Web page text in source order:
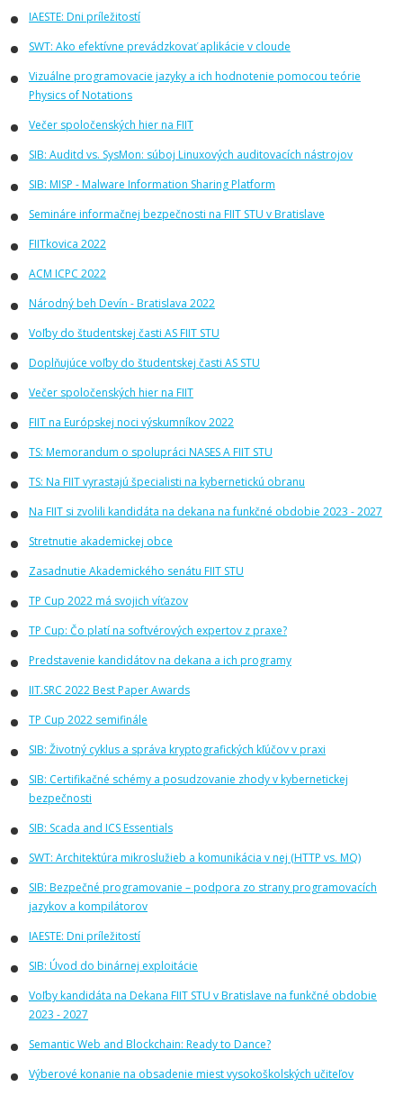
IAESTE: Dni príležitostí
SWT: Ako efektívne prevádzkovať aplikácie v cloude
Vizuálne programovacie jazyky a ich hodnotenie pomocou teórie
Physics of Notations
Večer spoločenských hier na FIIT
SIB: Auditd vs. SysMon: súboj Linuxových auditovacích nástrojov
SIB: MISP - Malware Information Sharing Platform
Semináre informačnej bezpečnosti na FIIT STU v Bratislave
FIITkovica 2022
ACM ICPC 2022
Národný beh Devín - Bratislava 2022
Voľby do študentskej časti AS FIIT STU
Doplňujúce voľby do študentskej časti AS STU
Večer spoločenských hier na FIIT
FIIT na Európskej noci výskumníkov 2022
TS: Memorandum o spolupráci NASES A FIIT STU
TS: Na FIIT vyrastajú špecialisti na kybernetickú obranu
Na FIIT si zvolili kandidáta na dekana na funkčné obdobie 2023 - 2027
Stretnutie akademickej obce
Zasadnutie Akademického senátu FIIT STU
TP Cup 2022 má svojich víťazov
TP Cup: Čo platí na softvérových expertov z praxe?
Predstavenie kandidátov na dekana a ich programy
IIT.SRC 2022 Best Paper Awards
TP Cup 2022 semifinále
SIB: Životný cyklus a správa kryptografických kľúčov v praxi
SIB: Certifikačné schémy a posudzovanie zhody v kybernetickej
bezpečnosti
SIB: Scada and ICS Essentials
SWT: Architektúra mikroslužieb a komunikácia v nej (HTTP vs. MQ)
SIB: Bezpečné programovanie – podpora zo strany programovacích
jazykov a kompilátorov
IAESTE: Dni príležitostí
SIB: Úvod do binárnej exploitácie
Voľby kandidáta na Dekana FIIT STU v Bratislave na funkčné obdobie
2023 - 2027
Semantic Web and Blockchain: Ready to Dance?
Výberové konanie na obsadenie miest vysokoškolských učiteľov